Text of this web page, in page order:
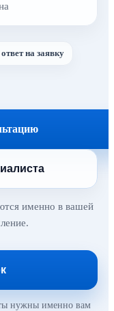
на заявку
именно в вашей
нужны именно вам